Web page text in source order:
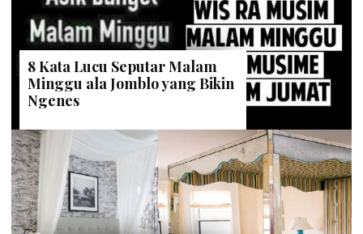
8 Kata Lucu Seputar Malam
Minggu ala Jomblo yang Bikin
Ngenes